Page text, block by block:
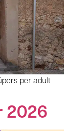
per adult
2026